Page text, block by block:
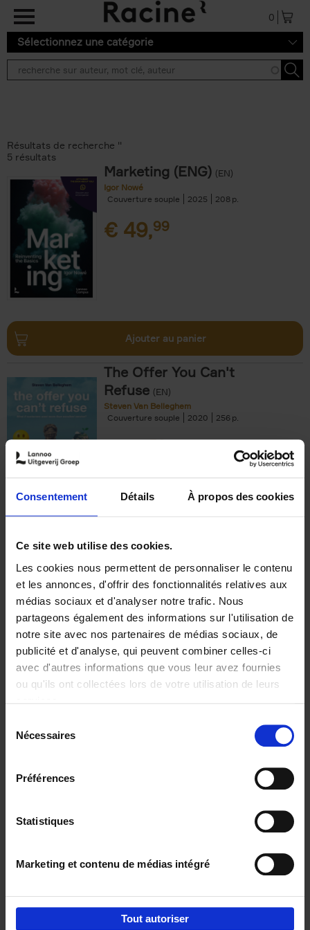
Consentement Détails À propos des cookies
Ce site web utilise des cookies.
Les cookies nous permettent de personnaliser le contenu
et les annonces, d'offrir des fonctionnalités relatives aux
médias sociaux et d'analyser notre trafic. Nous
partageons également des informations sur l'utilisation de
notre site avec nos partenaires de médias sociaux, de
publicité et d'analyse, qui peuvent combiner celles-ci
avec d'autres informations que vous leur avez fournies
ou qu'ils ont collectées lors de votre utilisation de leurs
Nécessaires
Préférences
Statistiques
Marketing et contenu de médias intégré
Tout autoriser
Aller au contenu principal
0
Sélectionnez une catégorie
Résultats de recherche ''
5 résultats
Marketing (ENG) (EN)
Igor Nowé
Couverture souple
2025 208
€ 49,99
Ajouter au panier
The Offer You Can't
Refuse (EN)
Steven Van Belleghem
Couverture souple
2020 256
€37,50
Building Bonds = Building
Business
Jochen Roef Jozefien De Feyter
Carolien Boom
Couverture souple
2025 200
€29,99
Digital marketing like a PRO -
completely revised edition (EN)